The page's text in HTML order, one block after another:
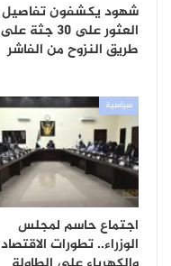
شهود يكشفون تفاصيل
العثور على 30 جثة على
طريق النزوح من الفاشر
سياسية
اجتماع حاسم لمجلس
الوزراء.. تطورات الاقتصاد